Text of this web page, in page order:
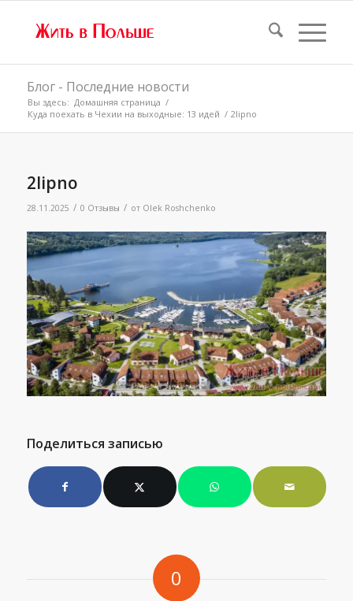
Блог - Последние новости
Вы здесь: Домашняя страница /
Куда поехать в Чехии на выходные: 13 идей / 2lipno
2lipno
28.11.2025 / 0 Отзывы / от Olek Roshchenko
Поделиться записью
0